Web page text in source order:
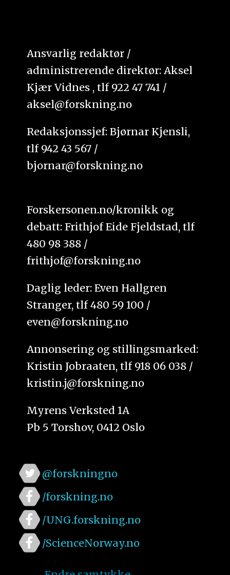
Ansvarlig redaktør /
administrerende direktør: Aksel
Kjær Vidnes , tlf 922 47 741 /
aksel@forskning.no
Redaksjonssjef: Bjørnar Kjensli,
tlf 942 43 567 /
bjornar@forskning.no
Forskersonen.no/kronikk og
debatt: Frithjof Eide Fjeldstad, tlf
480 98 388 /
frithjof@forskning.no
Daglig leder: Even Hallgren
Stranger, tlf 480 59 100 /
even@forskning.no
Annonsering og stillingsmarked:
Kristin Jobraaten, tlf 918 06 038 /
kristin.j@forskning.no
Myrens Verksted 1A
Pb 5 Torshov, 0412 Oslo
@forskningno
/forskning.no
/UNG.forskning.no
/ScienceNorway.no